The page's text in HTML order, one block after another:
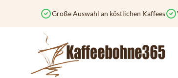
Große Auswahl an köstlichen Kaffees